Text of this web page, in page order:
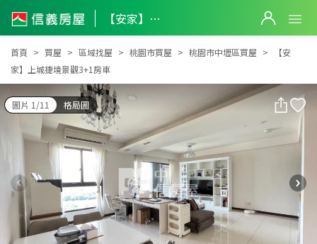
【安家】上城捷境景觀3+1房車
【安家】上城捷境景觀3+1房車
首頁 買屋 區域找屋 桃園市買屋 桃園市中壢區買屋
【安
家】上城捷境景觀3+1房車
圖片 1/11 格局圖